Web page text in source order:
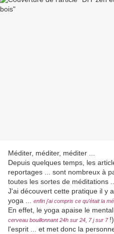
Méditer, méditer, méditer ...
Depuis quelques temps, les
reportages ... sont nombreux à
toutes les sortes de méditations
J'ai découvert cette pratique il y
yoga ...
enfin j'ai compris ce qu'était la
En effet, le yoga apaise le mental
cerveau bouillonnant 24h sur 24, 7 j sur 7
l'esprit ... et met donc la